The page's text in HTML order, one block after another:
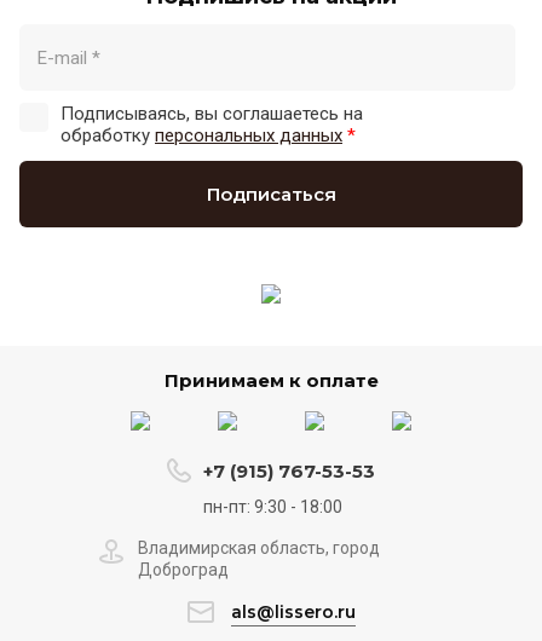
Подписываясь, вы соглашаетесь на
обработку персональных данных *
Подписаться
Принимаем к оплате
+7 (915) 767-53-53
пн-пт: 9:30 - 18:00
Владимирская область, город
Доброград
als@lissero.ru